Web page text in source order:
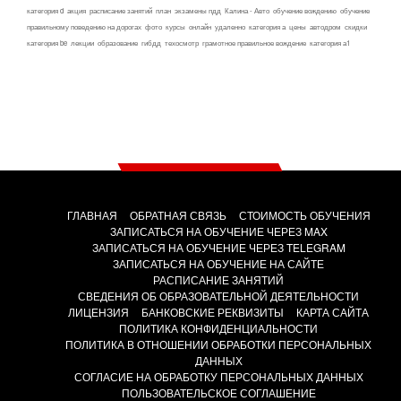
категория d акция расписание занятий план экзамены пдд Калина - Авто обучение вождению обучение
правильному поведению на дорогах фото курсы онлайн удаленно категория а цены автодром скидки
категория be лекции образование гибдд техосмотр грамотное правильное вождение категория а1
ГЛАВНАЯ ОБРАТНАЯ СВЯЗЬ
СТОИМОСТЬ ОБУЧЕНИЯ
ЗАПИСАТЬСЯ НА ОБУЧЕНИЕ ЧЕРЕЗ MAX
ЗАПИСАТЬСЯ НА ОБУЧЕНИЕ ЧЕРЕЗ TELEGRAM
ЗАПИСАТЬСЯ НА ОБУЧЕНИЕ НА САЙТЕ
РАСПИСАНИЕ ЗАНЯТИЙ
СВЕДЕНИЯ ОБ ОБРАЗОВАТЕЛЬНОЙ ДЕЯТЕЛЬНОСТИ
ЛИЦЕНЗИЯ
БАНКОВСКИЕ РЕКВИЗИТЫ
КАРТА САЙТА
ПОЛИТИКА КОНФИДЕНЦИАЛЬНОСТИ
ПОЛИТИКА В ОТНОШЕНИИ ОБРАБОТКИ ПЕРСОНАЛЬНЫХ
ДАННЫХ
СОГЛАСИЕ НА ОБРАБОТКУ ПЕРСОНАЛЬНЫХ ДАННЫХ
ПОЛЬЗОВАТЕЛЬСКОЕ СОГЛАШЕНИЕ